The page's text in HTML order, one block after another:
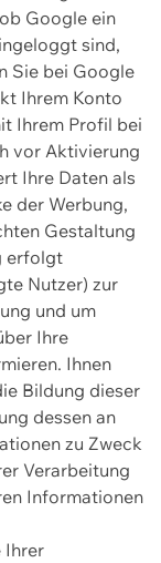
Google ein
sind,
Sie bei Google
Ihrem Konto
Ihrem Profil bei
vor Aktivierung
Ihre Daten als
der Werbung,
Gestaltung
erfolgt
Nutzer) zur
und um
Ihre
Ihnen
Bildung dieser
dessen an
zu Zweck
Verarbeitung
Informationen
Ihrer